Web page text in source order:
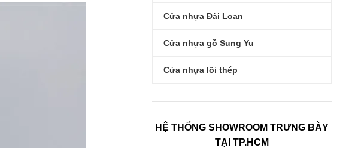
Cửa nhựa Đài Loan
Cửa nhựa gỗ Sung Yu
Cửa nhựa lõi thép
HỆ THỐNG SHOWROOM TRƯNG BÀY
TẠI TP.HCM